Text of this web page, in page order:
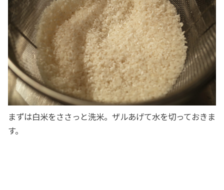
まずは白米をささっと洗米。ザルあげて水を切っておきま
す。